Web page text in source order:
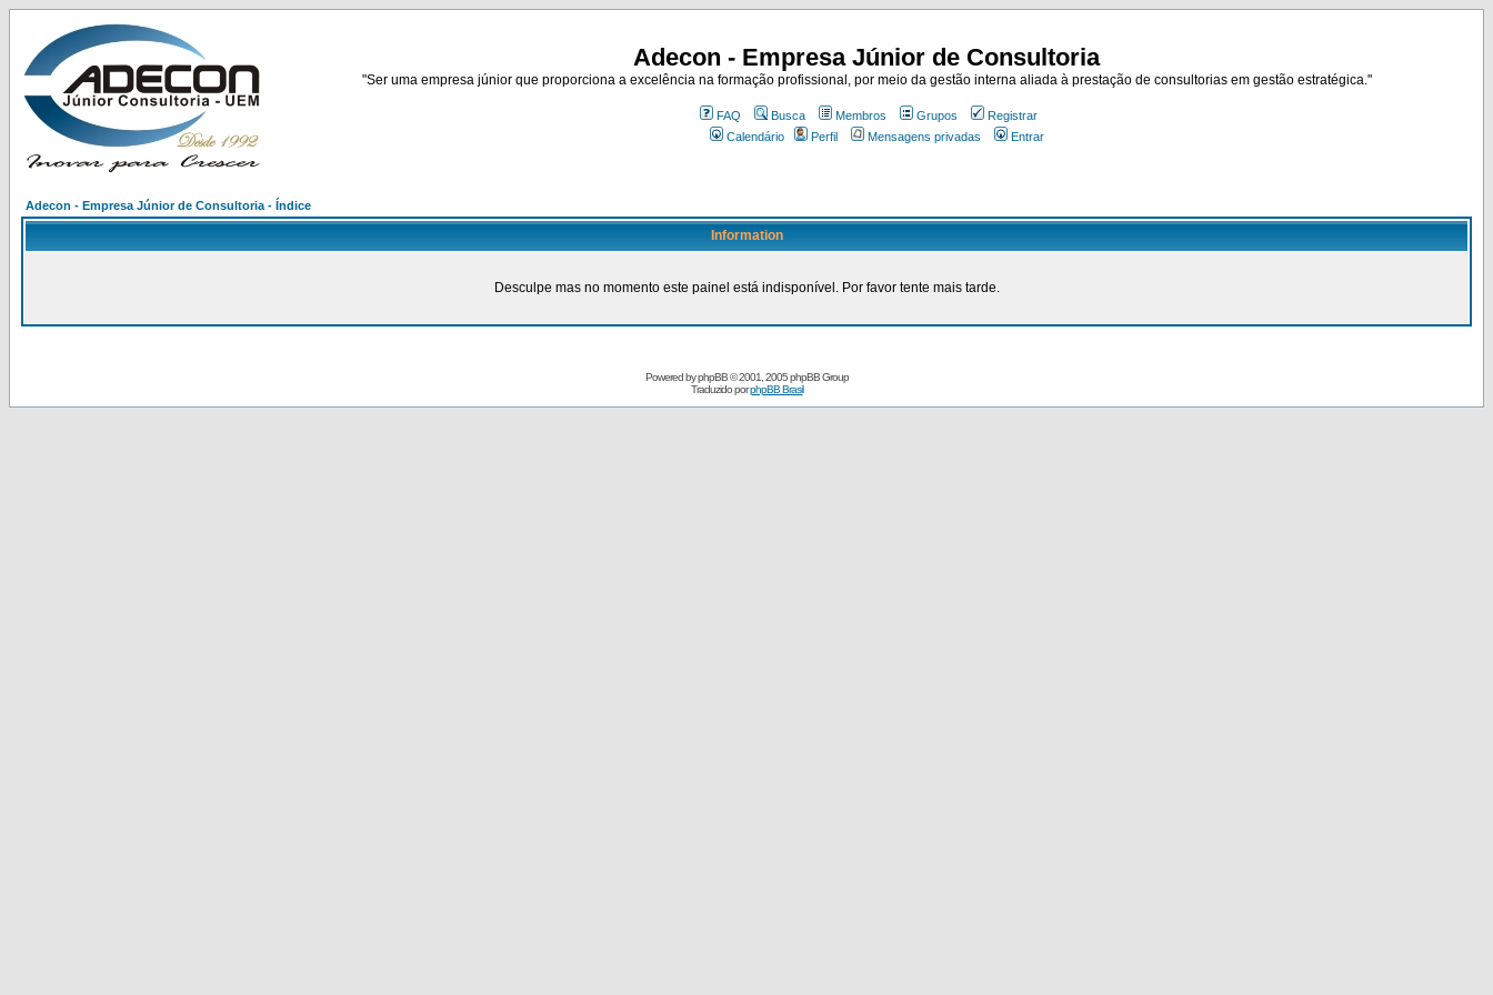
Adecon - Empresa Júnior de Consultoria
"Ser uma empresa júnior que proporciona a excelência na formação profissional, por meio da gestão interna aliada à prestação de consultorias em gestão estratégica."
FAQ Busca Membros Grupos
Registrar
Calendário
Perfil Mensagens privadas Entrar
Adecon - Empresa Júnior de Consultoria - Índice
Information
Desculpe mas no momento este painel está indisponível. Por favor tente mais tarde.
Powered byphpBB© 2001, 2005 phpBB Group
Traduzido porphpBB Brasil